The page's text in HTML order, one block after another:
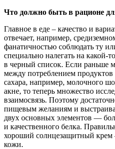
Что должно быть в рационе
Главное в еде – качество и
отвечает, например,
фанатичностью соблюдать ту
специально налегать на какой-
в черный список. Если раньше
между потреблением
сахара, например, молочного
акне, то теперь множество
взаимосвязь. Поэтому
пищевым желаниям и
двух основных элементов —
и качественного белка.
хороший солнцезащитный крем
кожи.